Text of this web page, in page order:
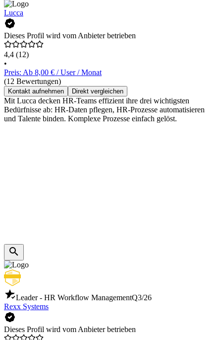
Lucca
Dieses Profil wird vom Anbieter betrieben
4,4 (12)
•
Preis: Ab 8,00 € / User / Monat
(12 Bewertungen)
Kontakt aufnehmen Direkt vergleichen
Mit Lucca decken HR-Teams effizient ihre drei wichtigsten
Bedürfnisse ab: HR-Daten pflegen, HR-Prozesse automatisieren
und Talente binden. Komplexe Prozesse einfach gelöst.
Leader - HR Workflow ManagementQ3/26
Rexx Systems
Dieses Profil wird vom Anbieter betrieben